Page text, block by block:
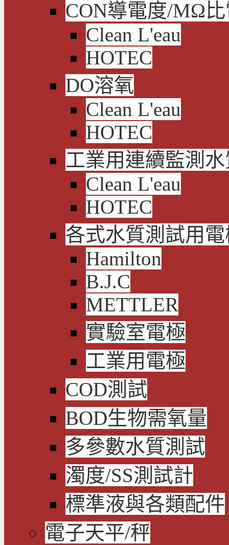
CON導電度/MΩ
Clean L'eau
HOTEC
DO溶氧
Clean L'eau
HOTEC
工業用連續監測
Clean L'eau
HOTEC
各式水質測試用
Hamilton
B.J.C
METTLER
實驗室電極
工業用電極
COD測試
BOD生物需氧量
多參數水質測試
濁度/SS測試計
標準液與各類配件
電子天平/秤